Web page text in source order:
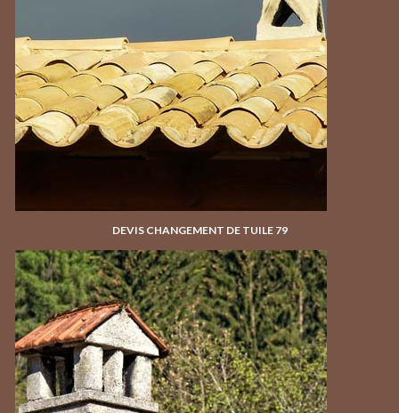
DEVIS CHANGEMENT DE TUILE 79